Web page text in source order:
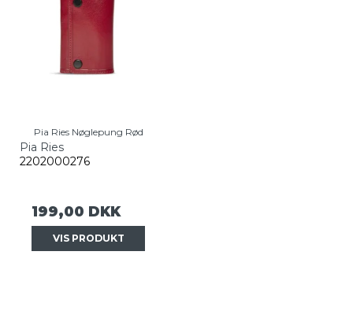
Pia Ries Nøglepung Rød
Pia Ries
2202000276
199,00 DKK
VIS PRODUKT